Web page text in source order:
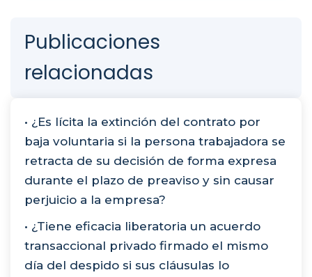
Publicaciones
relacionadas
• ¿Es lícita la extinción del contrato por
baja voluntaria si la persona trabajadora se
retracta de su decisión de forma expresa
durante el plazo de preaviso y sin causar
perjuicio a la empresa?
• ¿Tiene eficacia liberatoria un acuerdo
transaccional privado firmado el mismo
día del despido si sus cláusulas lo